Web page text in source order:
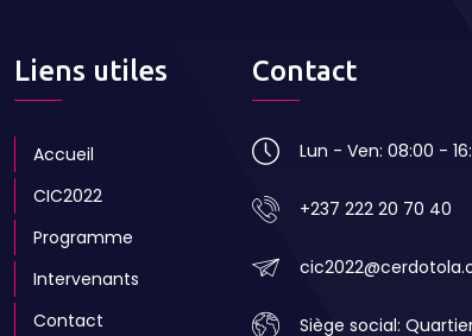
Liens utiles
Accueil
CIC2022
Programme
Intervenants
Contact
Contact
Lun - Ven: 08:00 -
+237 222 20 70 40
Siège social: